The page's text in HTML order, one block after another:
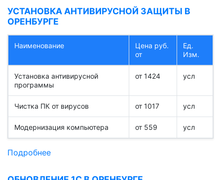
УСТАНОВКА АНТИВИРУСНОЙ ЗАЩИТЫ В
ОРЕНБУРГЕ
Наименование
Цена руб.
от
Ед.
Изм.
Установка антивирусной
программы
от 1424 усл
Чистка ПК от вирусов от 1017 усл
Модернизация компьютера от 559 усл
Подробнее